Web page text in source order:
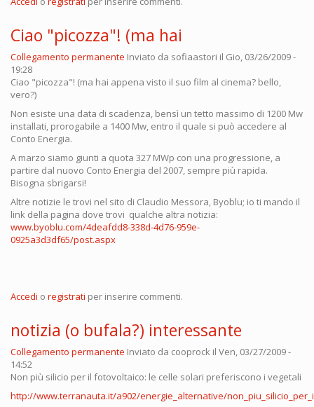
Ciao "picozza"! (ma hai
Collegamento permanente Inviato da sofiaastori il Gio, 03/26/2009 -
19:28
Ciao "picozza"! (ma hai appena visto il suo film al cinema? bello,
vero?)
Non esiste una data di scadenza, bensì un tetto massimo di 1200 Mw
installati, prorogabile a 1400 Mw, entro il quale si può accedere al
Conto Energia.
A marzo siamo giunti a quota 327 MWp con una progressione, a
partire dal nuovo Conto Energia del 2007, sempre più rapida.
Bisogna sbrigarsi!
Altre notizie le trovi nel sito di Claudio Messora, Byoblu; io ti mando il
link della pagina dove trovi qualche altra notizia:
www.byoblu.com/4deafdd8-338d-4d76-959e-
0925a3d3df65/post.aspx
Accedi o registrati per inserire commenti.
notizia (o bufala?) interessante
Collegamento permanente Inviato da cooprock il Ven, 03/27/2009 -
14:52
Non più silicio per il fotovoltaico: le celle solari preferiscono i vegetali
http://www.terranauta.it/a902/energie_alternative/